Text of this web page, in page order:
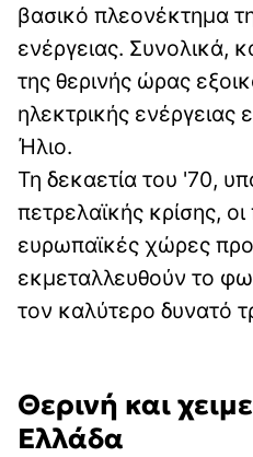
βασικό πλεονέκτημα
ενέργειας. Συνολικά,
της θερινής ώρας
ηλεκτρικής ενέργειας
Ήλιο.
Τη δεκαετία του '70,
πετρελαϊκής κρίσης,
ευρωπαϊκές χώρες
εκμεταλλευθούν το
τον καλύτερο δυνατό
Θερινή και
Ελλάδα